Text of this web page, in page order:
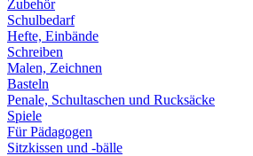
Zubehör
Schulbedarf
Hefte, Einbände
Schreiben
Malen, Zeichnen
Basteln
Penale, Schultaschen und Rucksäcke
Spiele
Für Pädagogen
Sitzkissen und -bälle